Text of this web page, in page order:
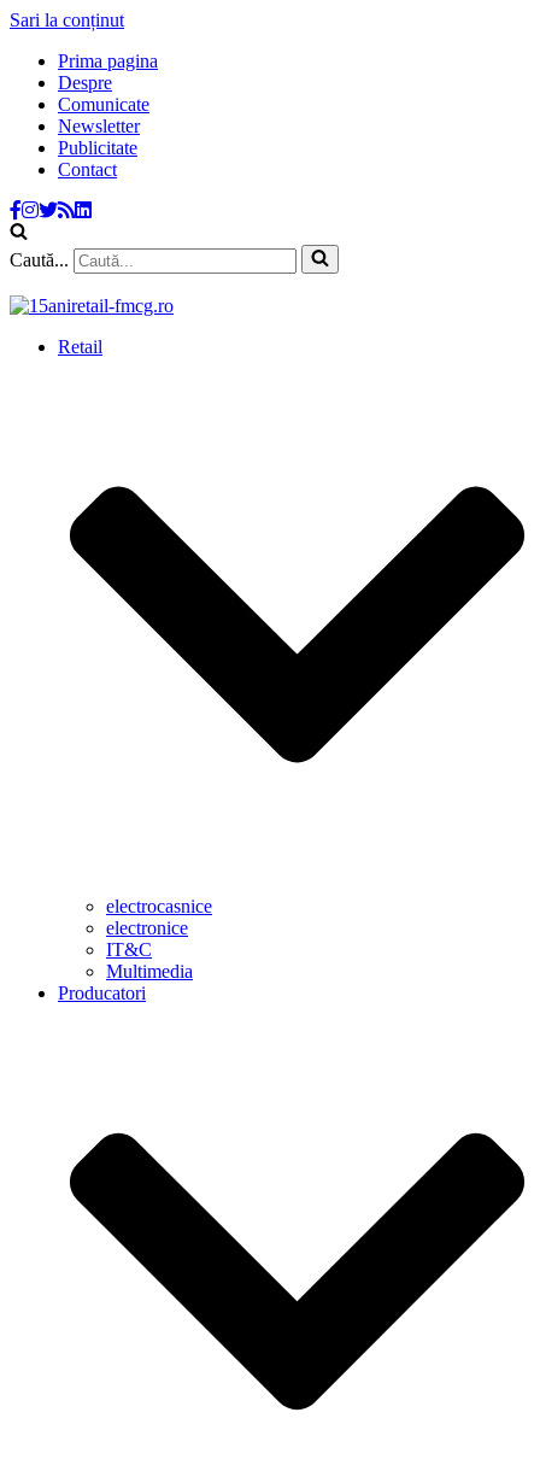
Sari la conținut
Prima pagina
Despre
Comunicate
Newsletter
Publicitate
Contact
Caută...
Retail
electrocasnice
electronice
IT&C
Multimedia
Producatori